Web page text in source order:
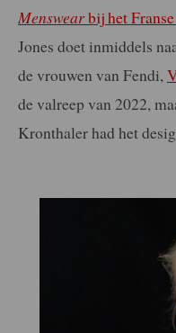
Menswearbij het
Jones doet inmiddels
de vrouwen van Fendi,
de valreep van 2022,
Kronthaler had het